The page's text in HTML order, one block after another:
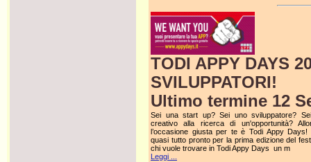
TODI APPY DAYS
SVILUPPATORI!
Ultimo termine 12
Sei una start up? Sei uno sviluppatore?
creativo alla ricerca di un'opportunità?
l’occasione giusta per te è Todi Appy
quasi tutto pronto per la prima edizione del
chi vuole trovare in Todi Appy Days un m
Leggi ...